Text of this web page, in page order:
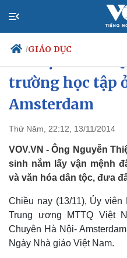
/GIÁO DỤC
Chính trị
Đảng
Quốc hội
Nhận diện sự thật
trường học tập
Amsterdam
Thứ Năm, 22:12, 13/11/2014
VOV.VN - Ông Nguyễn
sinh nắm lấy vận mệnh
và văn hóa dân tộc, đưa
Chiều nay (13/11), Ủy
Trung ương MTTQ Việt
Chuyên Hà Nội-
Ngày Nhà giáo Việt Nam.